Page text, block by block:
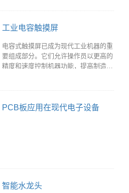
用户轻松地控制它们。
工业电容触摸屏
电容式触摸屏已成为现代工业机器的重
要组成部分。它们允许操作员以更高的
精度和速度控制机器功能，提高制造业
以及它在各个行业中的应用。
PCB板应用在现代电子设备
智能水龙头